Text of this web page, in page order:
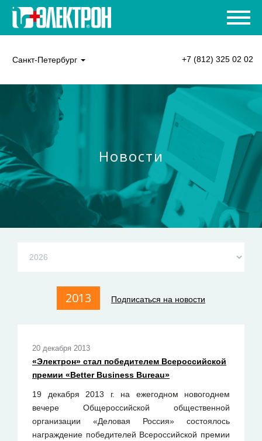
Санкт-Петербург +7 (812) 325 02 02
Новости
2013 Подписаться на новости
20 декабря 2013
«Электрон» стал победителем Всероссийской
премии «Better Business Bureau»
19 декабря 2013 г. на ежегодном новогоднем
вечере Общероссийской общественной
организации «Деловая Россия» состоялось
награждение победителей Всероссийской премии